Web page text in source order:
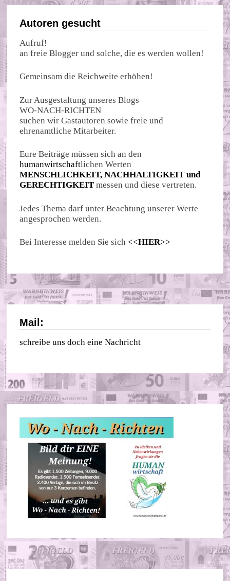
Autoren gesucht
Aufruf!
an freie Blogger und solche, die es werden wollen!
Gemeinsam die Reichweite erhöhen!
Zur Ausgestaltung unseres Blogs
WO-NACH-RICHTEN
suchen wir Gastautoren sowie freie und
ehrenamtliche Mitarbeiter.
Eure Beiträge müssen sich an den
humanwirtschaftlichen Werten
MENSCHLICHKEIT, NACHHALTIGKEIT und
GERECHTIGKEIT messen und diese vertreten.
Jedes Thema darf unter Beachtung unserer Werte
angesprochen werden.
Bei Interesse melden Sie sich <<HIER>>
Mail:
schreibe uns doch eine Nachricht